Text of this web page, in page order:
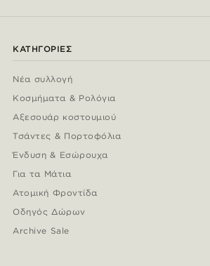
ΚΑΤΗΓΟΡΊΕΣ
Νέα συλλογή
Κοσμήματα & Ρολόγια
Αξεσουάρ κοστουμιού
Τσάντες & Πορτοφόλια
Ένδυση & Εσώρουχα
Για τα Μάτια
Ατομική Φροντίδα
Οδηγός Δώρων
Archive Sale